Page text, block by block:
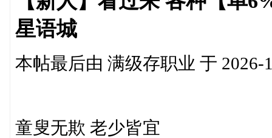
星语城
本帖最后由 满级存职业 于 2026-
童叟无欺 老少皆宜